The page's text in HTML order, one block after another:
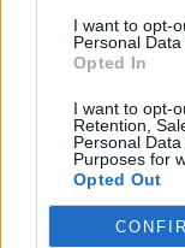
I want to opt-
Personal Data
Opted In
I want to opt-
Retention,
Personal
Purposes for
Opted Out
de intrare vor fi și
sunt în țară